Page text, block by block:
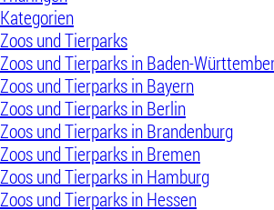
Kategorien
Zoos und Tierparks
Zoos und Tierparks in Baden-
Zoos und Tierparks in Bayern
Zoos und Tierparks in Berlin
Zoos und Tierparks in Brandenburg
Zoos und Tierparks in Bremen
Zoos und Tierparks in Hamburg
Zoos und Tierparks in Hessen